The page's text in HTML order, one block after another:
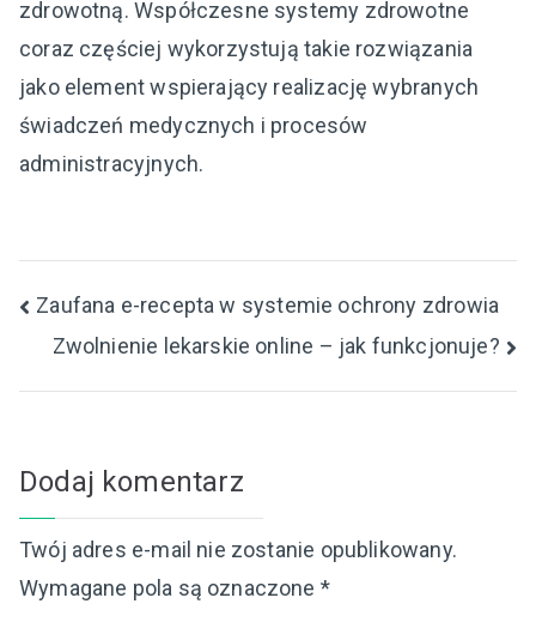
zdrowotną. Współczesne systemy zdrowotne
coraz częściej wykorzystują takie rozwiązania
jako element wspierający realizację wybranych
świadczeń medycznych i procesów
administracyjnych.
Nawigacja
wpisu
Zaufana e-recepta w systemie ochrony zdrowia
Zwolnienie lekarskie online – jak funkcjonuje?
Dodaj komentarz
Twój adres e-mail nie zostanie opublikowany.
Wymagane pola są oznaczone *